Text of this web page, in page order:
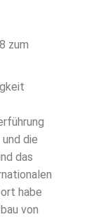
zum
die
das
habe
von